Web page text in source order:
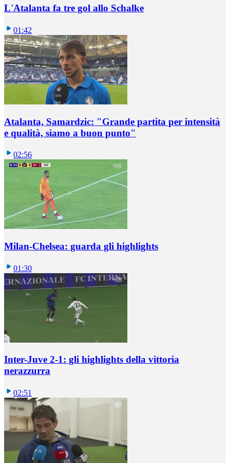
L'Atalanta fa tre gol allo Schalke
01:42
Atalanta, Samardzic: "Grande partita per intensità
e qualità, siamo a buon punto"
02:56
Milan-Chelsea: guarda gli highlights
01:30
Inter-Juve 2-1: gli highlights della vittoria
nerazzurra
02:51